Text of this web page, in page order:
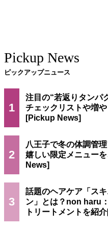
Pickup News
ピックアップニュース
1
注目の“若返りタンパ
チェックリストや増や
2
八王子で冬の体調管
嬉しい限定メニュー
3
話題のヘアケア「ス
ン」とは？non haru
トリートメントを紹介